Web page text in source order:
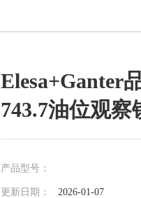
Elesa+Ganter
743.7油位观察
产品型号：
更新日期： 2026-01-07